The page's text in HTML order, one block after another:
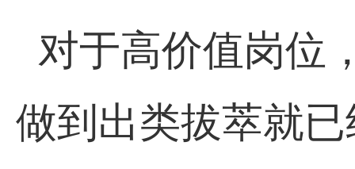
对于高价值岗位
做到出类拔萃就